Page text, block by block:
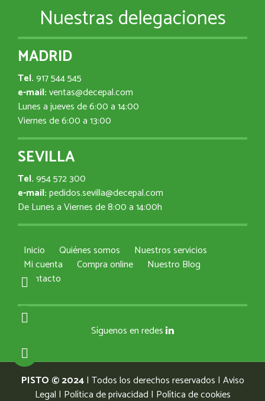
Nuestras delegaciones
MADRID
Tel.917 544 545
e-mail:ventas@decepal.com
Lunes a jueves de 6:00 a 14:00
Viernes de 6:00 a 13:00
SEVILLA
Tel.954 572 300
e-mail:pedidos.sevilla@decepal.com
De Lunes a Viernes de 8:00 a 14:00h
Inicio Quiénes somos
Nuestros servicios
Mi cuenta
Compra online
Nuestro Blog
Contacto
Síguenos en redes
PISTO © 2024| Todos los derechos reservados | Aviso
Legal | Política de privacidad | Política de cookies